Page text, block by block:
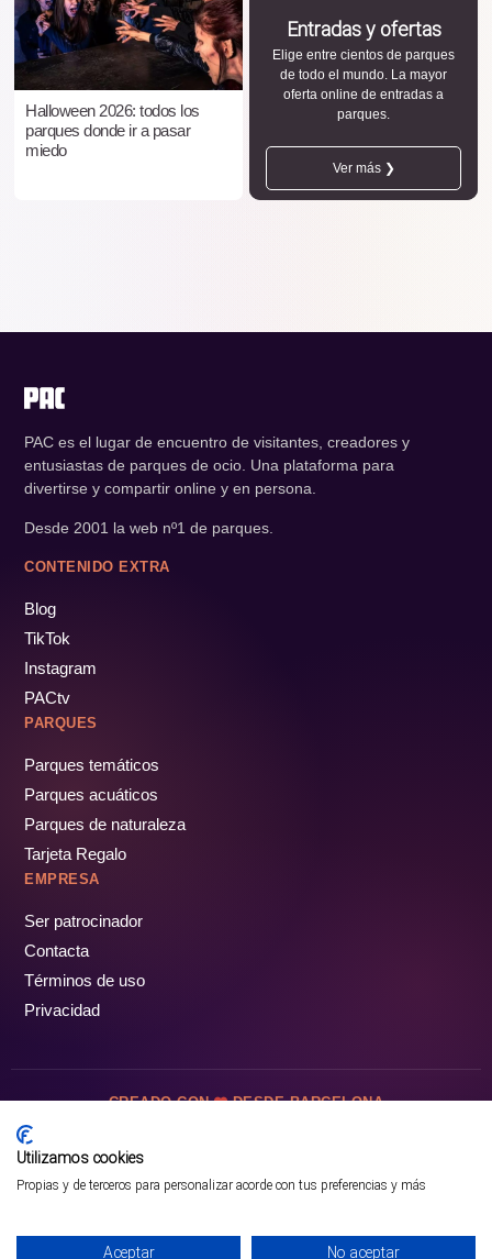
Halloween 2026: todos los
parques donde ir a pasar
miedo
Entradas y ofertas
Elige entre cientos de parques
de todo el mundo. La mayor
oferta online de entradas a
parques.
Ver más ❯
PAC es el lugar de encuentro de visitantes, creadores y
entusiastas de parques de ocio. Una plataforma para
divertirse y compartir online y en persona.
Desde 2001 la web nº1 de parques.
CONTENIDO EXTRA
Blog
TikTok
Instagram
PACtv
PARQUES
Parques temáticos
Parques acuáticos
Parques de naturaleza
Tarjeta Regalo
EMPRESA
Ser patrocinador
Contacta
Términos de uso
Privacidad
CREADO CON DESDE BARCELONA
Utilizamos cookies
Propias y de terceros para personalizar acorde con tus preferencias y más
Aceptar No aceptar